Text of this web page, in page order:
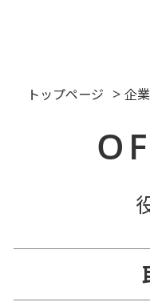
トップページ >企